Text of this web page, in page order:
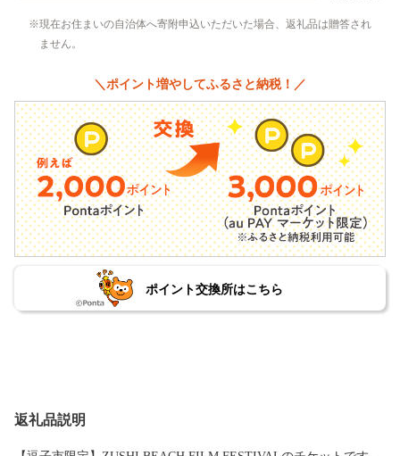
現在お住まいの自治体へ寄附申込いただいた場合、返礼品は贈答され
ません。
＼ポイント増やしてふるさと納税！／
ポイント交換所はこちら
返礼品説明